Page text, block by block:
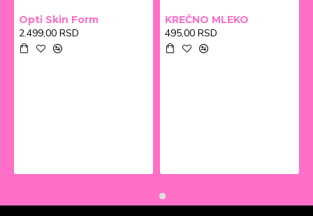
Opti Skin Form
2.499,00 RSD
KREČNO MLEKO
495,00 RSD